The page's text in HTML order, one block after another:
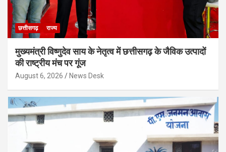
छत्तीसगढ़ राज्य
मुख्यमंत्री विष्णुदेव साय के नेतृत्व में छत्तीसगढ़ के जैविक उत्पादों
की राष्ट्रीय मंच पर गूंज
August 6, 2026 News Desk